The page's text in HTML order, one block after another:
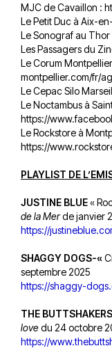
MJC de Cavaillon :
Le Petit Duc à Aix-
Le Sonograf au Thor
Les Passagers du
Le Corum
montpellier.com/fr/
Le Cepac Silo
Le Noctambus à
https://
Le Rockstore à
https://
PLAYLIST DE
JUSTINE BLUE«
de la Merde janvier
https://
SHAGGY DOGS-«
septembre 2025
https://shaggy-
THE
lovedu 24 octobre
https://